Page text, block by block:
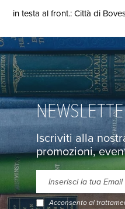
in testa al front.: Città di
Iscriviti alla
promozioni,
Acconsento al